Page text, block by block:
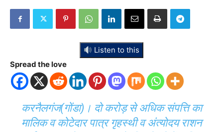
Listen to this
Spread the love
करनैलगंज(गोंडा)। दो करोड़ से अधिक संपत्ति का
मालिक व कोटेदार पात्र गृहस्थी व अंत्योदय राशन